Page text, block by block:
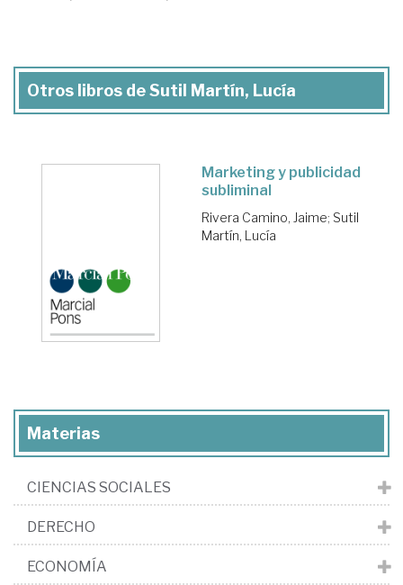
Otros libros de Sutil Martín, Lucía
Marketing y publicidad
subliminal
Rivera Camino, Jaime; Sutil
Martín, Lucía
Materias
CIENCIAS SOCIALES
DERECHO
ECONOMÍA